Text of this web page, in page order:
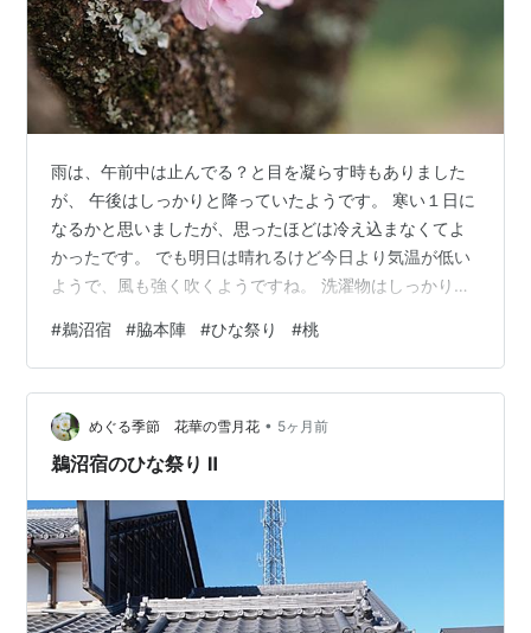
雨は、午前中は止んでる？と目を凝らす時もありました
が、 午後はしっかりと降っていたようです。 寒い１日に
なるかと思いましたが、思ったほどは冷え込まなくてよ
かったです。 でも明日は晴れるけど今日より気温が低い
ようで、風も強く吹くようですね。 洗濯物はしっかり止
はまだ咲いてはいないでしょうね。 以前は近くに桃の木
がありましたが、この頃は全くと言えるくらい 見かける
ことがなくなってしまいました。 代わりに「 ハナモモ
」が多くなってきました。 「 桃の節句 」ということで
「 桃 」のお花を。 「 鵜沼宿 脇本陣 」にて お天気が良
#鵜沼宿 #脇本陣 #ひな祭り #桃
めぐる季節 花華の雪月花 • 5ヶ月前
鵜沼宿のひな祭り Ⅱ